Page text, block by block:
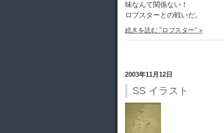
味なんて関係ない！
ロブスターとの戦いだ。
続きを読む "ロブスター" »
2003年11月12日
SS イラスト